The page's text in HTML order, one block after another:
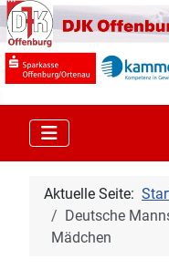
Aktuelle Seite:
Deutsche
Mädchen